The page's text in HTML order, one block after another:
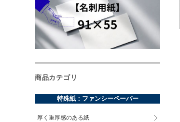
商品カテゴリ
特殊紙：ファンシーペーパー
厚く重厚感のある紙